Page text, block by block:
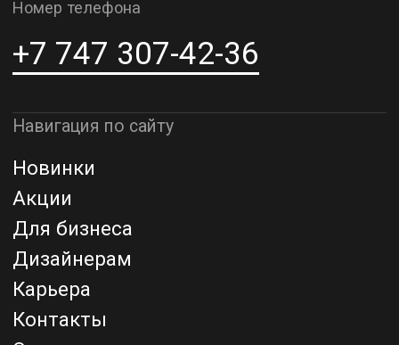
г. Астана, ул. Мангилик Ел. д.21
Благодарим за внимание к Lamper.kz.
До встречи в ваших будущих
Политика конфиденциальности